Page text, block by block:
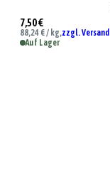
7,50 €
88,24 € / kg,zzgl. Versand
Auf Lager